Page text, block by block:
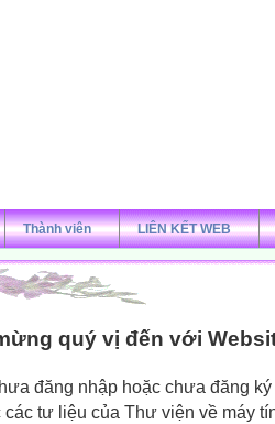
Thành viên LIÊN KẾT WEB
quý vị đến với
đăng nhập hoặc chưa đăng
tư liệu của Thư viện về máy